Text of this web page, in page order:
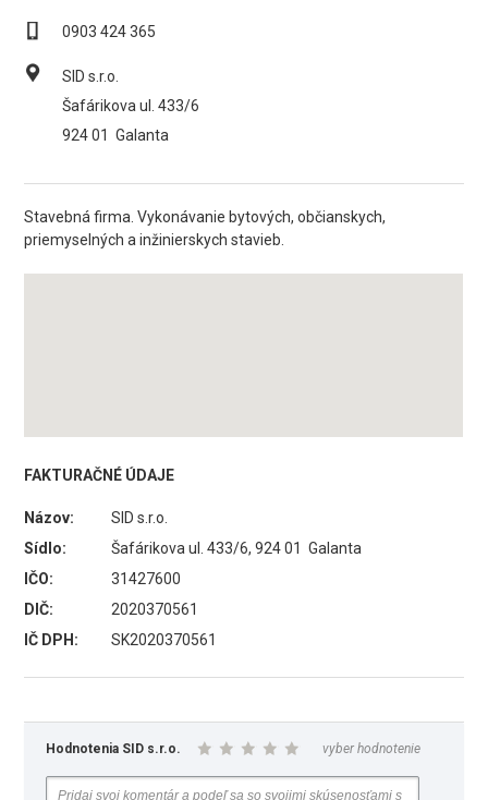
0903 424 365
SID s.r.o.
Šafárikova ul. 433/6
924 01 Galanta
Stavebná firma. Vykonávanie bytových, občianskych,
priemyselných a inžinierskych stavieb.
FAKTURAČNÉ ÚDAJE
Názov:
SID s.r.o.
Sídlo:
Šafárikova ul. 433/6, 924 01 Galanta
IČO:
31427600
DIČ:
2020370561
IČ DPH:
SK2020370561
Hodnotenia SID s.r.o. vyber hodnotenie